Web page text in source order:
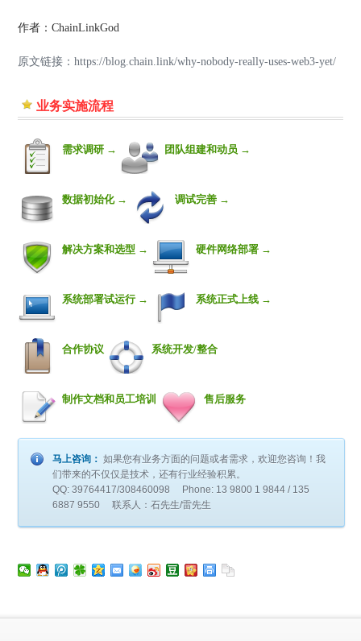
作者 ：ChainLinkGod
原文链接：https://blog.chain.link/why-nobody-really-uses-web3-yet/
业务实施流程
需求调研 → 团队组建和动员 →
数据初始化 → 调试完善 →
解决方案和选型 → 硬件网络部署 →
系统部署试运行 → 系统正式上线 →
合作协议 系统开发/整合
制作文档和员工培训 售后服务
马上咨询： 如果您有业务方面的问题或者需求，欢迎您咨询！我
们带来的不仅仅是技术，还有行业经验积累。
QQ: 39764417/308460098 Phone: 13 9800 1 9844 / 135
6887 9550 联系人：石先生/雷先生